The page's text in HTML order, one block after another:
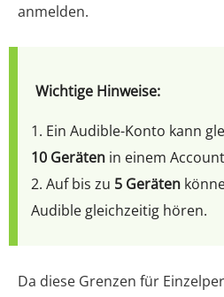
anmelden.
Wichtige Hinweise:
1. Ein Audible-Konto kann
10 Geräten in einem
2. Auf bis zu 5 Geräten
Audible gleichzeitig hören.
Da diese Grenzen für